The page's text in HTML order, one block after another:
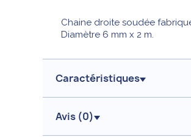
Chaine droite soudée
Diamètre 6 mm x 2 m.
Caractéristiques
Avis (0)